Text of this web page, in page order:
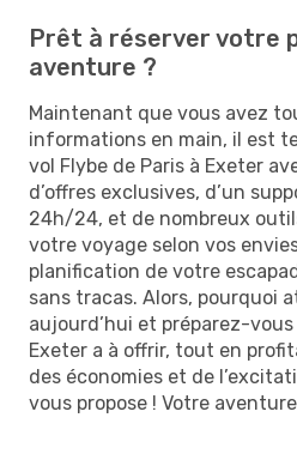
Prêt à réserver votre
aventure ?
Maintenant que vous avez
informations en main, il est
vol Flybe de Paris à Exeter
d’offres exclusives, d’un
24h/24, et de nombreux
votre voyage selon vos
planification de votre
sans tracas. Alors, pourquoi
aujourd’hui et préparez-
Exeter a à offrir, tout en
des économies et de
vous propose ! Votre